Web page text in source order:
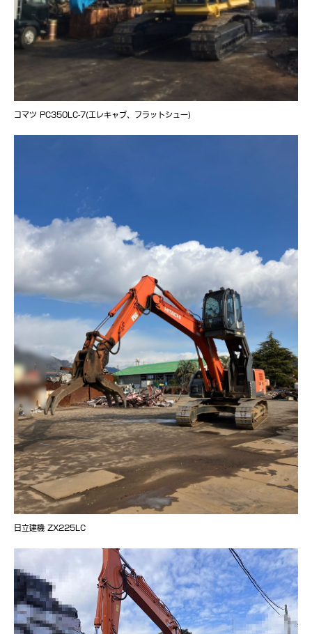
コマツ PC350LC-7(エレキャブ、フラットシュー)
日立建機 ZX225LC